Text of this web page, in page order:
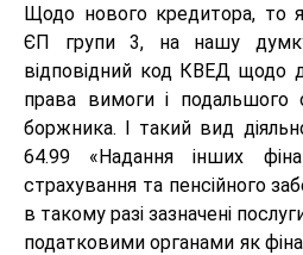
Щодо нового кредитора, то
ЄП групи 3, на нашу
відповідний код КВЕД щодо
права вимоги і подальшого
боржника. І такий вид
64.99 «Надання інших
страхування та пенсійного
в такому разі зазначені
податковими органами як